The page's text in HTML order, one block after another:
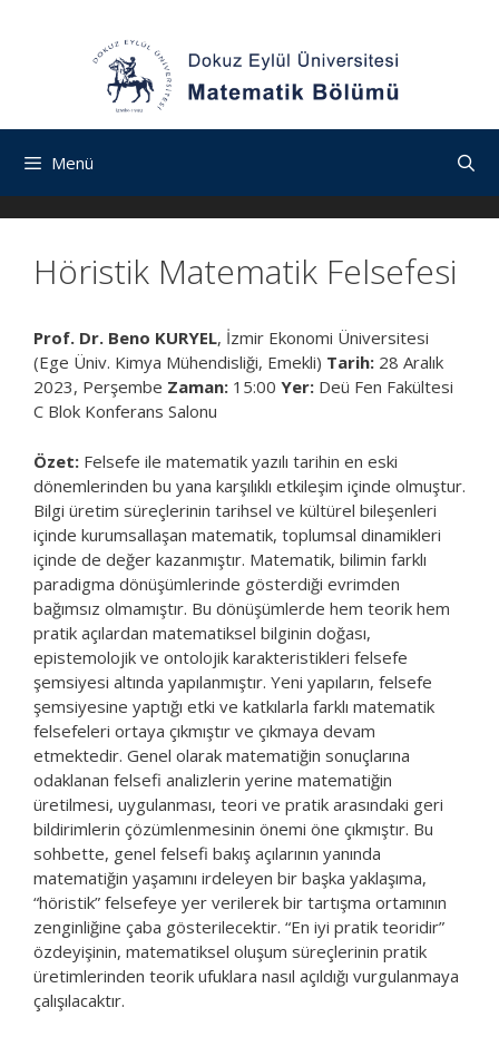
Menü
Höristik Matematik Felsefesi
Prof. Dr. Beno KURYEL, İzmir Ekonomi Üniversitesi
(Ege Üniv. Kimya Mühendisliği, Emekli) Tarih: 28 Aralık
2023, Perşembe Zaman: 15:00 Yer: Deü Fen Fakültesi
C Blok Konferans Salonu
Özet: Felsefe ile matematik yazılı tarihin en eski
dönemlerinden bu yana karşılıklı etkileşim içinde olmuştur.
Bilgi üretim süreçlerinin tarihsel ve kültürel bileşenleri
içinde kurumsallaşan matematik, toplumsal dinamikleri
içinde de değer kazanmıştır. Matematik, bilimin farklı
paradigma dönüşümlerinde gösterdiği evrimden
bağımsız olmamıştır. Bu dönüşümlerde hem teorik hem
pratik açılardan matematiksel bilginin doğası,
epistemolojik ve ontolojik karakteristikleri felsefe
şemsiyesi altında yapılanmıştır. Yeni yapıların, felsefe
şemsiyesine yaptığı etki ve katkılarla farklı matematik
felsefeleri ortaya çıkmıştır ve çıkmaya devam
etmektedir. Genel olarak matematiğin sonuçlarına
odaklanan felsefi analizlerin yerine matematiğin
üretilmesi, uygulanması, teori ve pratik arasındaki geri
bildirimlerin çözümlenmesinin önemi öne çıkmıştır. Bu
sohbette, genel felsefi bakış açılarının yanında
matematiğin yaşamını irdeleyen bir başka yaklaşıma,
“höristik” felsefeye yer verilerek bir tartışma ortamının
zenginliğine çaba gösterilecektir. “En iyi pratik teoridir”
özdeyişinin, matematiksel oluşum süreçlerinin pratik
üretimlerinden teorik ufuklara nasıl açıldığı vurgulanmaya
çalışılacaktır.